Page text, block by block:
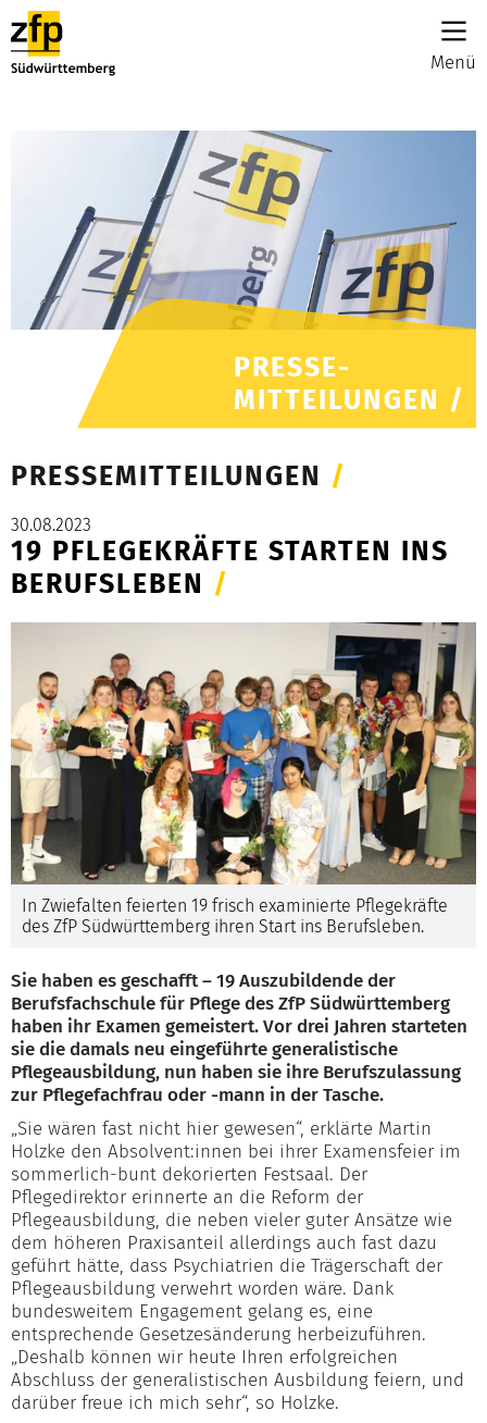
Menü
PRESSE-
MITTEILUNGEN /
PRESSEMITTEILUNGEN /
30.08.2023
19 PFLEGEKRÄFTE STARTEN INS
BERUFSLEBEN /
In Zwiefalten feierten 19 frisch examinierte Pflegekräfte
des ZfP Südwürttemberg ihren Start ins Berufsleben.
Sie haben es geschafft – 19 Auszubildende der
Berufsfachschule für Pflege des ZfP Südwürttemberg
haben ihr Examen gemeistert. Vor drei Jahren starteten
sie die damals neu eingeführte generalistische
Pflegeausbildung, nun haben sie ihre Berufszulassung
zur Pflegefachfrau oder -mann in der Tasche.
„Sie wären fast nicht hier gewesen“, erklärte Martin
Holzke den Absolvent:innen bei ihrer Examensfeier im
sommerlich-bunt dekorierten Festsaal. Der
Pflegedirektor erinnerte an die Reform der
Pflegeausbildung, die neben vieler guter Ansätze wie
dem höheren Praxisanteil allerdings auch fast dazu
geführt hätte, dass Psychiatrien die Trägerschaft der
Pflegeausbildung verwehrt worden wäre. Dank
bundesweitem Engagement gelang es, eine
entsprechende Gesetzesänderung herbeizuführen.
„Deshalb können wir heute Ihren erfolgreichen
Abschluss der generalistischen Ausbildung feiern, und
darüber freue ich mich sehr“, so Holzke.